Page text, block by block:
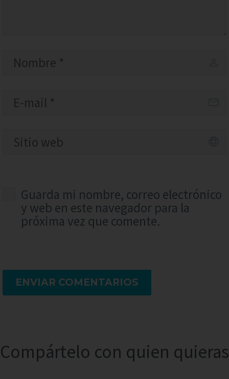
Guarda mi nombre, correo electrónico
y web en este navegador para la
próxima vez que comente.
ENVIAR COMENTARIOS
Compártelo con quien quieras